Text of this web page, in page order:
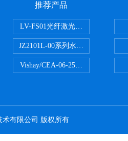
推荐产品
LV-FS01光纤激光测振仪
JZ2101L-00系列水下自由场-爆炸
Vishay/CEA-06-250US-350美国威
术有限公司 版权所有